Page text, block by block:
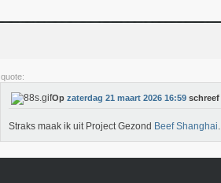
quote:
Op zaterdag 21 maart 2026 16:59 schreef
Straks maak ik uit Project Gezond Beef Shanghai.